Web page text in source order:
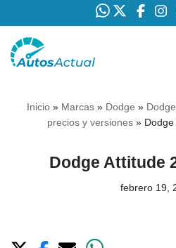
Saltar
Inicio » Marcas » Dodge »
precios y versiones»
Dodge Attitude
febrero 19,